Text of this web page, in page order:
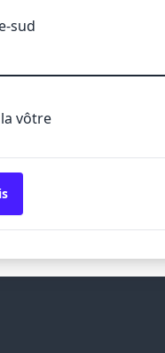
sud
vôtre